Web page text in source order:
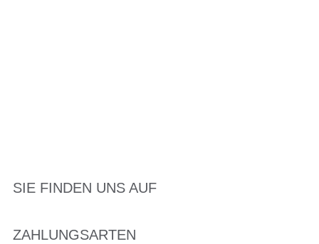
SIE FINDEN UNS AUF
ZAHLUNGSARTEN